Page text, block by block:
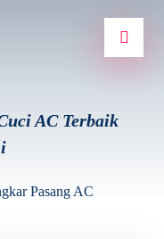
AC Terbaik
Pasang AC